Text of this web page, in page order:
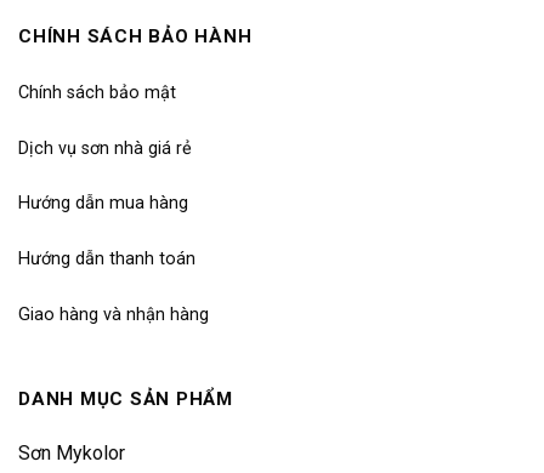
CHÍNH SÁCH BẢO HÀNH
Chính sách bảo mật
Dịch vụ sơn nhà giá rẻ
Hướng dẫn mua hàng
Hướng dẫn thanh toán
Giao hàng và nhận hàng
DANH MỤC SẢN PHẨM
Sơn Mykolor